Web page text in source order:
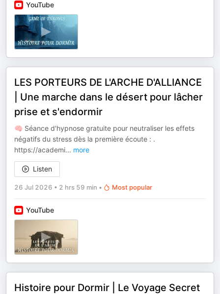
YouTube
LES PORTEURS DE L'ARCHE D'ALLIANCE
| Une marche dans le désert pour lâcher
prise et s'endormir
🧠 Séance d'hypnose gratuite pour neutraliser les effets
négatifs du stress dès la première écoute : .
⁠⁠https://academi... more
Listen
26 Jul 2026 • 2 hrs 59 min • Most popular
YouTube
Histoire pour Dormir | Le Voyage Secret